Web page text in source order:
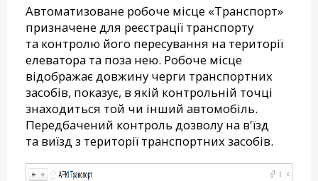
Автоматизоване робоче місце «Транспорт»
призначене для реєстрації транспорту
та контролю його пересування на території
елеватора та поза нею. Робоче місце
відображає довжину черги транспортних
засобів, показує, в якій контрольній точці
знаходиться той чи інший автомобіль.
Передбачений контроль дозволу на в'їзд
та виїзд з території транспортних засобів.